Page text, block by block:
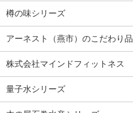
樽の味シリーズ
アーネスト（燕市）のこだわり品
株式会社マインドフィットネス
量子水シリーズ